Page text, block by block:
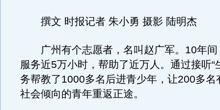
撰文 时报记者 朱小勇 摄影 陆明杰
广州有个志愿者，名叫赵广军。10年间
服务近5万小时，帮助了近万人。通过接听“
务帮教了1000多名后进青少年，让200多名
社会倾向的青年重返正途。